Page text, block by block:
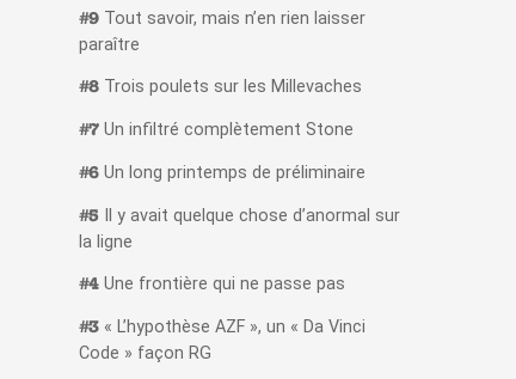
#9Tout savoir, mais n’en rien laisser
paraître
#8Trois poulets sur les Millevaches
#7Un infiltré complètement Stone
#6Un long printemps de préliminaire
#5Il y avait quelque chose d’anormal sur
la ligne
#4Une frontière qui ne passe pas
#3« L’hypothèse AZF », un « Da Vinci
Code » façon RG